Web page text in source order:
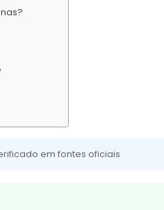
em fontes oficiais